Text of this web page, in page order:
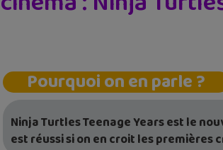
Pourquoi on en parle ?
Ninja Turtles Teenage Years est le
est réussi si on en croit les premières